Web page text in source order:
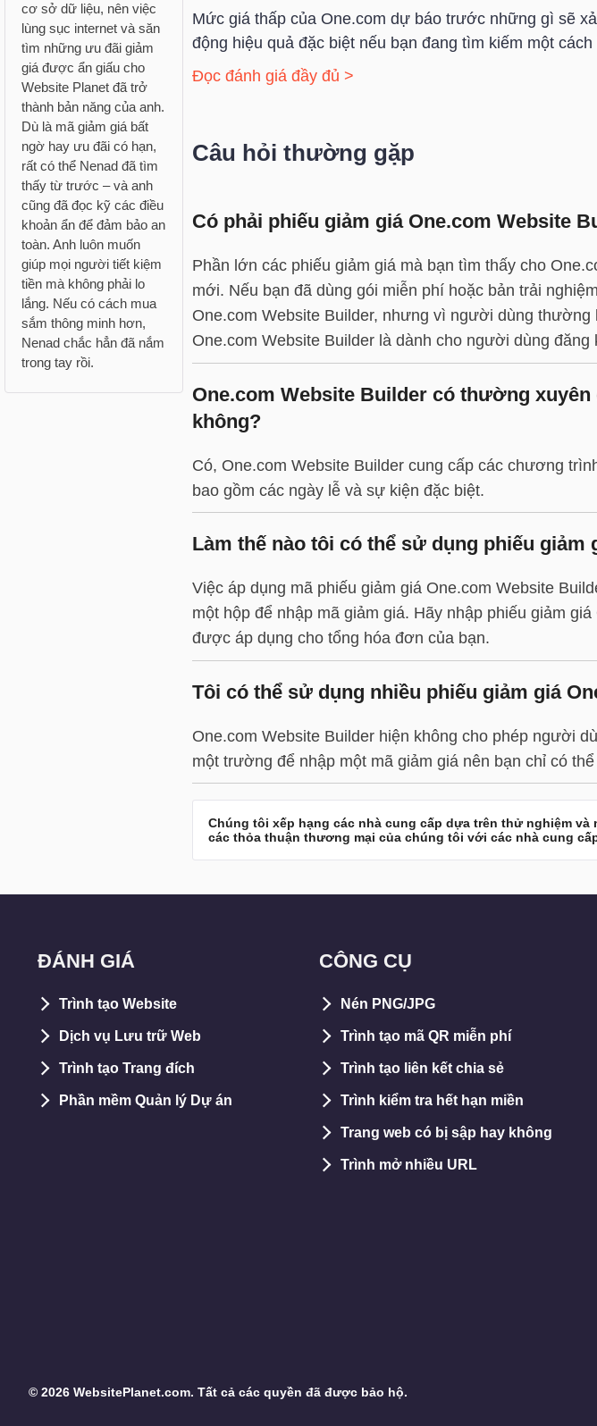
cơ sở dữ liệu, nên việc
lùng sục internet và săn
tìm những ưu đãi giảm
giá được ẩn giấu cho
Website Planet đã trở
thành bản năng của anh.
Dù là mã giảm giá bất
ngờ hay ưu đãi có hạn,
rất có thể Nenad đã tìm
thấy từ trước – và anh
cũng đã đọc kỹ các điều
khoản ẩn để đảm bảo an
toàn. Anh luôn muốn
giúp mọi người tiết kiệm
tiền mà không phải lo
lắng. Nếu có cách mua
sắm thông minh hơn,
Nenad chắc hẳn đã nắm
trong tay rồi.
Mức giá thấp của One.com dự báo trước những gì sẽ
động hiệu quả đặc biệt nếu bạn đang tìm kiếm một
Đọc đánh giá đầy đủ >
Câu hỏi thường gặp
Có phải phiếu giảm giá One.com Website
Phần lớn các phiếu giảm giá mà bạn tìm thấy cho
mới. Nếu bạn đã dùng gói miễn phí hoặc bản trải
One.com Website Builder, nhưng vì người dùng
One.com Website Builder là dành cho người dùng đăng
One.com Website Builder có thường
không?
Có, One.com Website Builder cung cấp các chương
bao gồm các ngày lễ và sự kiện đặc biệt.
Làm thế nào tôi có thể sử dụng phiếu giảm
Việc áp dụng mã phiếu giảm giá One.com Website
một hộp để nhập mã giảm giá. Hãy nhập phiếu giảm
được áp dụng cho tổng hóa đơn của bạn.
Tôi có thể sử dụng nhiều phiếu giảm giá
One.com Website Builder hiện không cho phép người
một trường để nhập một mã giảm giá nên bạn chỉ có
Chúng tôi xếp hạng các nhà cung cấp dựa trên thử nghiệm
các thỏa thuận thương mại của chúng tôi với các nhà cung
ĐÁNH GIÁ
Trình tạo Website
Dịch vụ Lưu trữ Web
Trình tạo Trang đích
Phần mềm Quản lý Dự án
CÔNG CỤ
Nén PNG/JPG
Trình tạo mã QR miễn phí
Trình tạo liên kết chia sẻ
Trình kiểm tra hết hạn miền
Trang web có bị sập hay không
Trình mở nhiều URL
© 2026 WebsitePlanet.com. Tất cả các quyền đã được bảo hộ.